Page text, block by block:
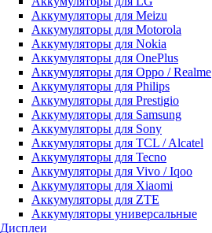
Аккумуляторы для Meizu
Аккумуляторы для Motorola
Аккумуляторы для Nokia
Аккумуляторы для OnePlus
Аккумуляторы для Oppo / Realme
Аккумуляторы для Philips
Аккумуляторы для Prestigio
Аккумуляторы для Samsung
Аккумуляторы для Sony
Аккумуляторы для TCL / Alcatel
Аккумуляторы для Tecno
Аккумуляторы для Vivo / Iqoo
Аккумуляторы для Xiaomi
Аккумуляторы для ZTE
Аккумуляторы универсальные
Дисплеи